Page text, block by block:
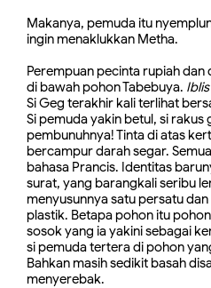
Makanya, pemuda itu
ingin menaklukkan Metha.
Perempuan pecinta rupiah
di bawah pohon Tabebuya.
Si Geg terakhir kali terlihat
Si pemuda yakin betul, si rakus
pembunuhnya! Tinta di atas
bercampur darah segar.
bahasa Prancis. Identitas
surat, yang barangkali seribu
menyusunnya satu persatu
plastik. Betapa pohon itu
sosok yang ia yakini sebagai
si pemuda tertera di pohon
Bahkan masih sedikit basah
menyerebak.